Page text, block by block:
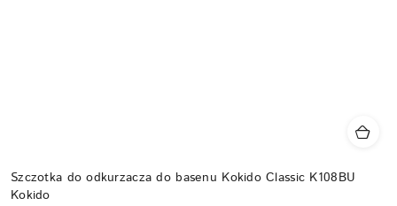
Szczotka do odkurzacza do basenu Kokido Classic K108BU
Kokido